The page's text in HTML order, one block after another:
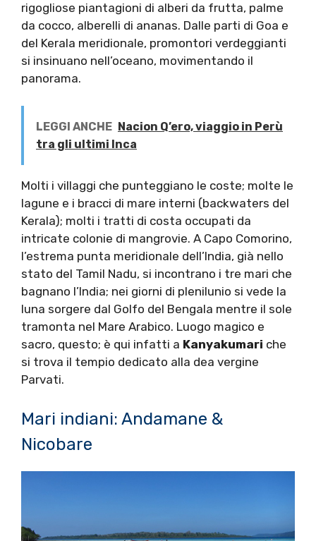
rigogliose piantagioni di alberi da frutta, palme
da cocco, alberelli di ananas. Dalle parti di Goa e
del Kerala meridionale, promontori verdeggianti
si insinuano nell’oceano, movimentando il
panorama.
LEGGI ANCHE Nacion Q’ero, viaggio in Perù
tra gli ultimi Inca
Molti i villaggi che punteggiano le coste; molte le
lagune e i bracci di mare interni (backwaters del
Kerala); molti i tratti di costa occupati da
intricate colonie di mangrovie. A Capo Comorino,
l’estrema punta meridionale dell’India, già nello
stato del Tamil Nadu, si incontrano i tre mari che
bagnano l’India; nei giorni di plenilunio si vede la
luna sorgere dal Golfo del Bengala mentre il sole
tramonta nel Mare Arabico. Luogo magico e
sacro, questo; è qui infatti a Kanyakumari che
si trova il tempio dedicato alla dea vergine
Parvati.
Mari indiani: Andamane &
Nicobare